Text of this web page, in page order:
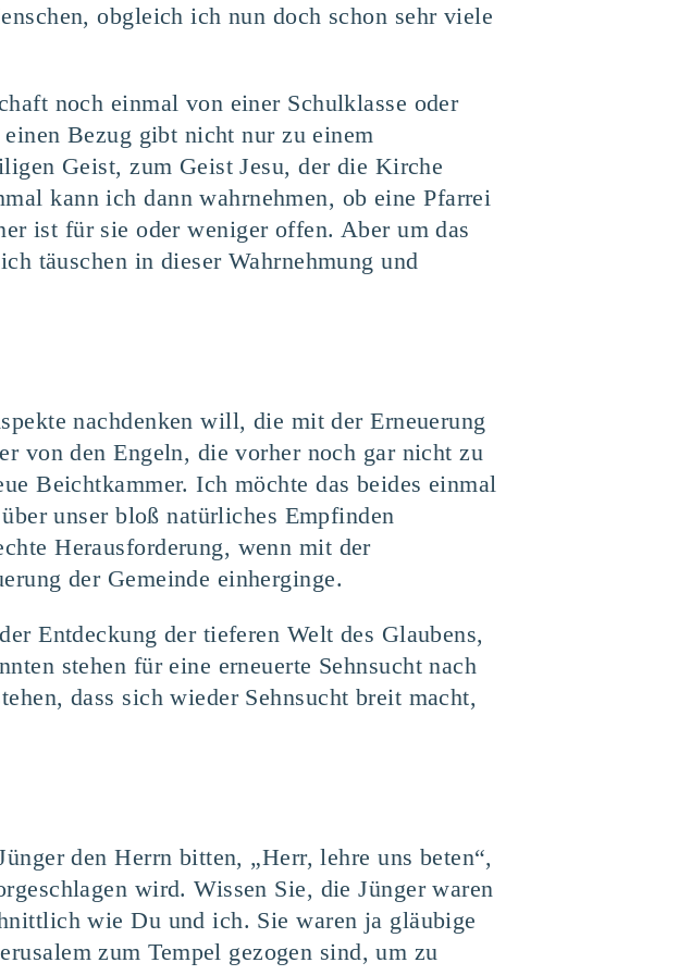
obgleich ich nun doch schon sehr viele
noch einmal von einer Schulklasse oder
Bezug gibt nicht nur zu einem
Geist, zum Geist Jesu, der die Kirche
kann ich dann wahrnehmen, ob eine Pfarrei
ist für sie oder weniger offen. Aber um das
täuschen in dieser Wahrnehmung und
nachdenken will, die mit der Erneuerung
von den Engeln, die vorher noch gar nicht zu
Beichtkammer. Ich möchte das beides einmal
unser bloß natürliches Empfinden
Herausforderung, wenn mit der
der Gemeinde einherginge.
Entdeckung der tieferen Welt des Glaubens,
stehen für eine erneuerte Sehnsucht nach
dass sich wieder Sehnsucht breit macht,
den Herrn bitten, „Herr, lehre uns beten“,
wird. Wissen Sie, die Jünger waren
wie Du und ich. Sie waren ja gläubige
zum Tempel gezogen sind, um zu